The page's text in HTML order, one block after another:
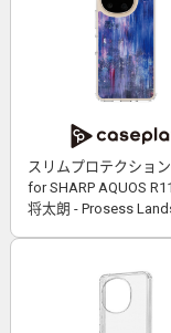
スリムプロテクショ
for SHARP AQUOS
将太朗 - Prosess